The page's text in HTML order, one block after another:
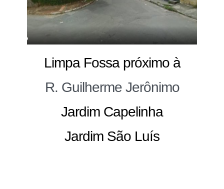
Limpa Fossa próximo à
R. Guilherme Jerônimo
Jardim Capelinha
Jardim São Luís